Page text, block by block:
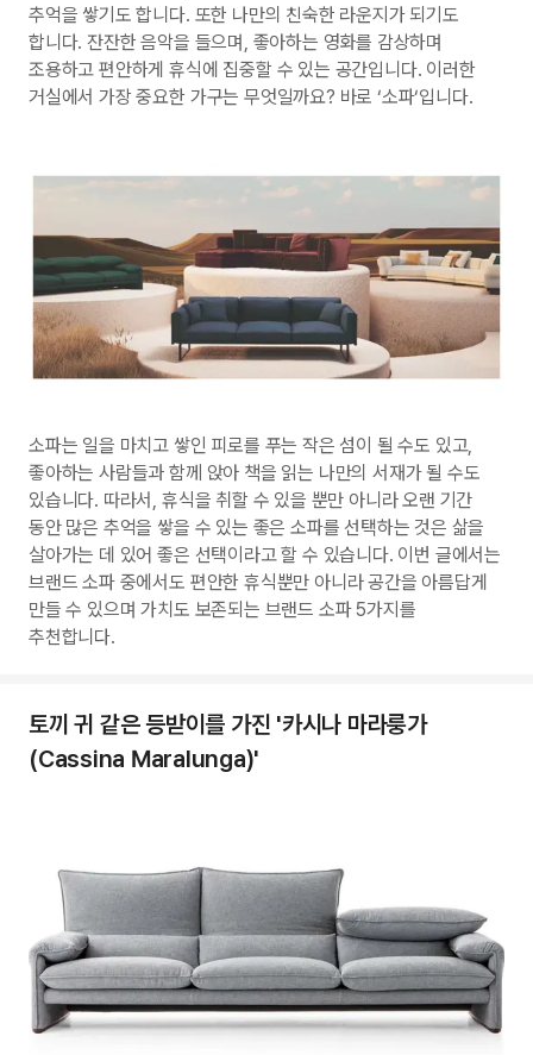
추억을 쌓기도 합니다. 또한 나만의 친숙한 라운지가 되기도
합니다. 잔잔한 음악을 들으며, 좋아하는 영화를 감상하며
조용하고 편안하게 휴식에 집중할 수 있는 공간입니다. 이러한
거실에서 가장 중요한 가구는 무엇일까요? 바로 ‘소파‘입니다.
소파는 일을 마치고 쌓인 피로를 푸는 작은 섬이 될 수도 있고,
좋아하는 사람들과 함께 앉아 책을 읽는 나만의 서재가 될 수도
있습니다. 따라서, 휴식을 취할 수 있을 뿐만 아니라 오랜 기간
동안 많은 추억을 쌓을 수 있는 좋은 소파를 선택하는 것은 삶을
살아가는 데 있어 좋은 선택이라고 할 수 있습니다. 이번 글에서는
브랜드 소파 중에서도 편안한 휴식뿐만 아니라 공간을 아름답게
만들 수 있으며 가치도 보존되는 브랜드 소파 5가지를
추천합니다.
토끼 귀 같은 등받이를 가진 '카시나 마라룽가
(Cassina Maralunga)'